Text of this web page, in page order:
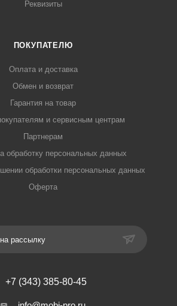
Реквизиты
ПОКУПАТЕЛЮ
Оплата и доставка
Обмен и возврат
Гарантия на товар
и сервисным центрам
Партнерам
обработку персональных данных
обработки персональных данных
Оферта
рассылку
+7 (343) 385-80-45